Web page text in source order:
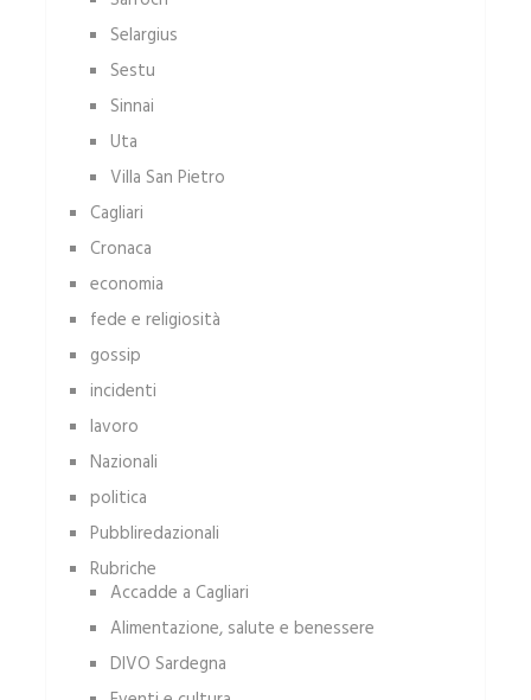
Selargius
Sestu
Sinnai
Uta
Villa San Pietro
Cagliari
Cronaca
economia
fede e religiosità
gossip
incidenti
lavoro
Nazionali
politica
Pubbliredazionali
Rubriche
Accadde a Cagliari
Alimentazione, salute e benessere
DIVO Sardegna